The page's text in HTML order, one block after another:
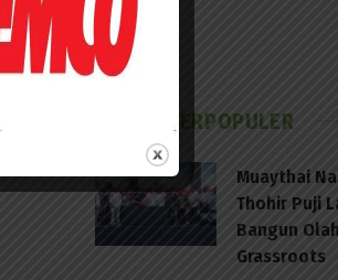
BERITA TERPOPULER
Muaythai
Thohir Puji
Bangun
Grassroots